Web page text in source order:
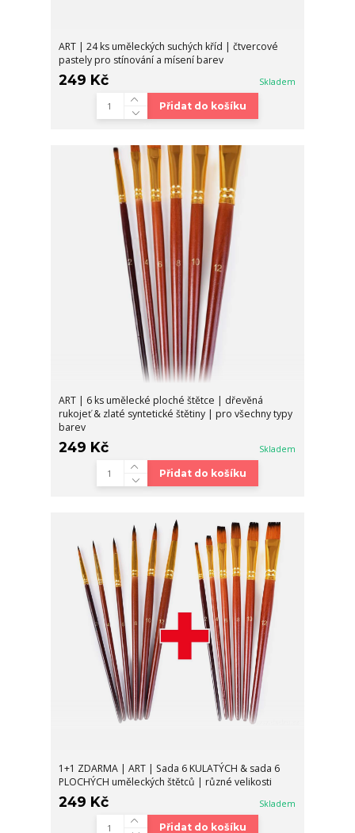
ART | 24 ks uměleckých suchých kříd | čtvercové
pastely pro stínování a mísení barev
249 Kč Skladem
Přidat do košíku
ART | 6 ks umělecké ploché štětce | dřevěná
rukojeť & zlaté syntetické štětiny | pro všechny typy
barev
249 Kč Skladem
Přidat do košíku
1+1 ZDARMA | ART | Sada 6 KULATÝCH & sada 6
PLOCHÝCH uměleckých štětců | různé velikosti
249 Kč Skladem
Přidat do košíku